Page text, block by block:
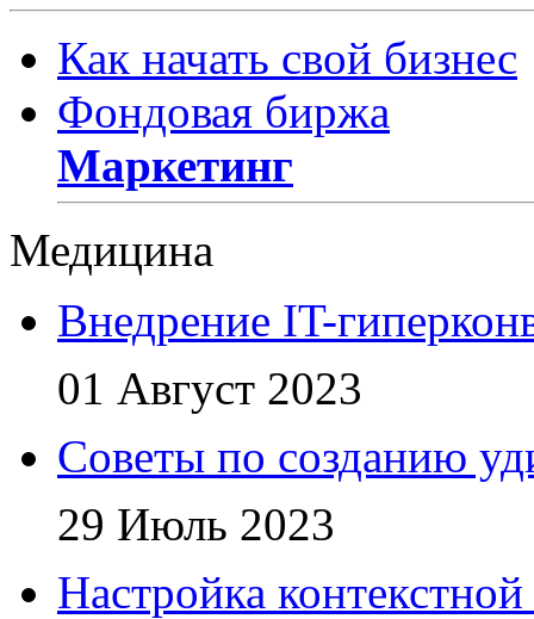
Как начать свой бизнес
Фондовая биржа
Маркетинг
Медицина
Внедрение IT-
01 Август 2023
Советы по созданию
29 Июль 2023
Настройка